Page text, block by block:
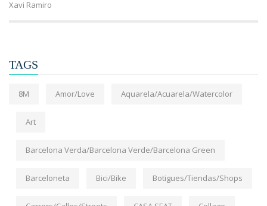
Xavi Ramiro
TAGS
8M Amor/Love Aquarela/Acuarela/Watercolor
Art
Barcelona Verda/Barcelona Verde/Barcelona Green
Barceloneta Bici/Bike Botigues/Tiendas/Shops